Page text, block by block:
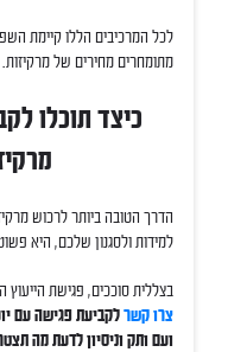
לכל המרכיבים הללו קיימת
מתומחרים מחירים של מרקיזות.
כיצד תוכלו
הדרך הטובה ביותר לרכוש
למידות ולסגנון שלכם, היא
בצללית סוככים, פגישת הייעוץ
צרו קשרלקביעת פגישה עם
ועם ותק וניסיון לדעת מה